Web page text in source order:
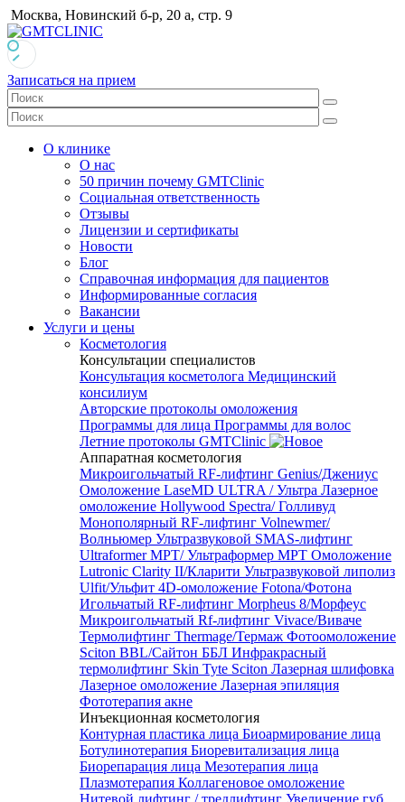
Москва, Новинский б-р, 20 а, стр. 9
Записаться на прием
О клинике
О нас
50 причин почему GMTClinic
Социальная ответственность
Отзывы
Лицензии и сертификаты
Новости
Блог
Справочная информация для пациентов
Информированные согласия
Вакансии
Услуги и цены
Косметология
Консультации специалистов
Консультация косметолога Медицинский
консилиум
Авторские протоколы омоложения
Программы для лица Программы для волос
Летние протоколы GMTClinic
Аппаратная косметология
Микроигольчатый RF-лифтинг Genius/Джениус
Омоложение LaseMD ULTRA / Ультра Лазерное
омоложение Hollywood Spectra/ Голливуд
Монополярный RF-лифтинг Volnewmer/
Волньюмер Ультразвуковой SMAS-лифтинг
Ultraformer MPT/ Ультраформер MPT Омоложение
Lutronic Clarity II/Кларити Ультразвуковой липолиз
Ulfit/Ульфит 4D-омоложение Fotona/Фотона
Игольчатый RF-лифтинг Morpheus 8/Морфеус
Микроигольчатый Rf-лифтинг Vivace/Виваче
Термолифтинг Thermage/Термаж Фотоомоложение
Sciton BBL/Сайтон ББЛ Инфракрасный
термолифтинг Skin Tyte Sciton Лазерная шлифовка
Лазерное омоложение Лазерная эпиляция
Фототерапия акне
Инъекционная косметология
Контурная пластика лица Биоармирование лица
Ботулинотерапия Биоревитализация лица
Биорепарация лица Мезотерапия лица
Плазмотерапия Коллагеновое омоложение
Нитевой лифтинг / тредлифтинг Увеличение губ